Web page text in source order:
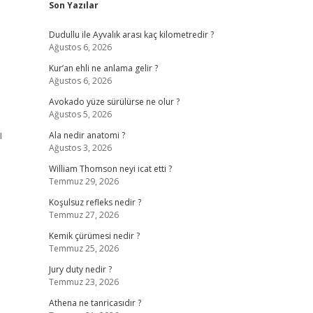
Son Yazılar
Dudullu ile Ayvalık arası kaç kilometredir ?
Ağustos 6, 2026
Kur’an ehli ne anlama gelir ?
Ağustos 6, 2026
Avokado yüze sürülürse ne olur ?
Ağustos 5, 2026
Ala nedir anatomi ?
Ağustos 3, 2026
William Thomson neyi icat etti ?
Temmuz 29, 2026
Koşulsuz refleks nedir ?
Temmuz 27, 2026
Kemik çürümesi nedir ?
Temmuz 25, 2026
Jury duty nedir ?
Temmuz 23, 2026
Athena ne tanricasıdır ?